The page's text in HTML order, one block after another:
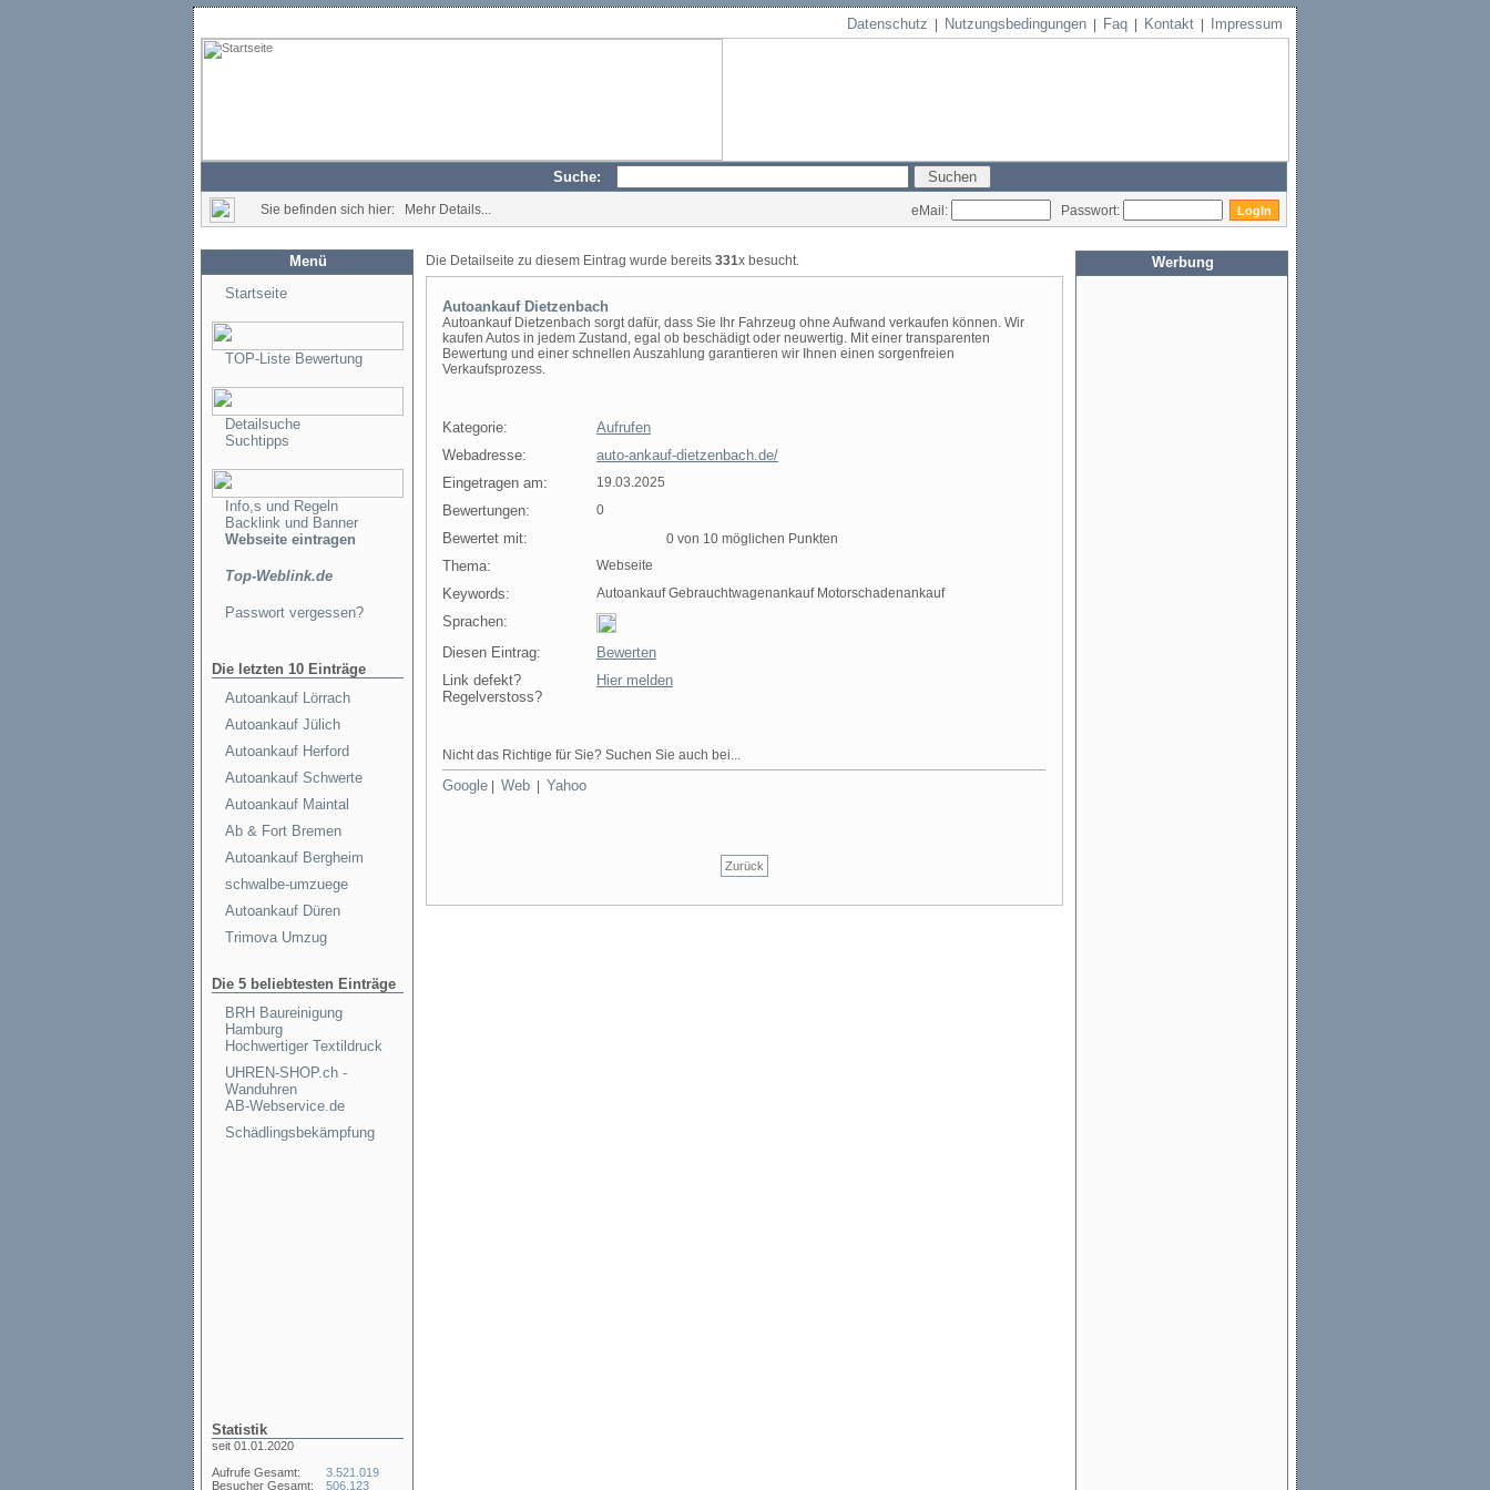
Datenschutz Nutzungsbedingungen Faq Kontakt Impressum
Suche:
Sie befinden sich hier: Mehr Details... eMail: Passwort:
Menü
Startseite
TOP-Liste Bewertung
Detailsuche
Suchtipps
Info,s und Regeln
Backlink und Banner
Webseite eintragen
Top-Weblink.de
Passwort vergessen?
Die letzten 10 Einträge
Autoankauf Lörrach
Autoankauf Jülich
Autoankauf Herford
Autoankauf Schwerte
Autoankauf Maintal
Ab & Fort Bremen
Autoankauf Bergheim
schwalbe-umzuege
Autoankauf Düren
Trimova Umzug
Die 5 beliebtesten Einträge
BRH Baureinigung
Hamburg
Hochwertiger Textildruck
UHREN-SHOP.ch -
Wanduhren
AB-Webservice.de
Schädlingsbekämpfung
Statistik
seit 01.01.2020
Aufrufe Gesamt:
Besucher Gesamt:
3.521.019
506.123
Die Detailseite zu diesem Eintrag wurde bereits 331x besucht.
Autoankauf Dietzenbach
Autoankauf Dietzenbach sorgt dafür, dass Sie Ihr Fahrzeug ohne Aufwand verkaufen können. Wir
kaufen Autos in jedem Zustand, egal ob beschädigt oder neuwertig. Mit einer transparenten
Bewertung und einer schnellen Auszahlung garantieren wir Ihnen einen sorgenfreien
Verkaufsprozess.
Kategorie:
Aufrufen
Webadresse:
auto-ankauf-dietzenbach.de/
Eingetragen am:
19.03.2025
Bewertungen: 0
Bewertet mit: 0 von 10 möglichen Punkten
Thema: Webseite
Keywords: Autoankauf Gebrauchtwagenankauf Motorschadenankauf
Sprachen:
Diesen Eintrag:
Bewerten
Link defekt?
Regelverstoss?
Hier melden
Nicht das Richtige für Sie? Suchen Sie auch bei...
Google Web Yahoo
Zurück
Werbung